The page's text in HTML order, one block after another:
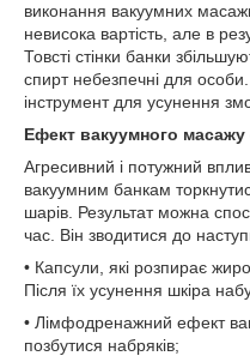
виконання вакуумних
невисока вартість, але в
Товсті стінки банки
спирт небезпечні для
інструмент для усунення
Ефект вакуумного
Агресивний і потужний
вакуумним банкам
шарів. Результат можна
час. Він зводитися до
• Капсули, які розпирає
Після їх усунення шкіра
• Лімфодренажний ефект
позбутися набряків;